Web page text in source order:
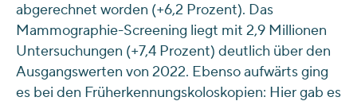
abgerechnet worden (+6,2 Prozent). Das
Mammographie-Screening liegt mit 2,9 Millionen
Untersuchungen (+7,4 Prozent) deutlich über den
Ausgangswerten von 2022. Ebenso aufwärts ging
es bei den Früherkennungskoloskopien: Hier gab es